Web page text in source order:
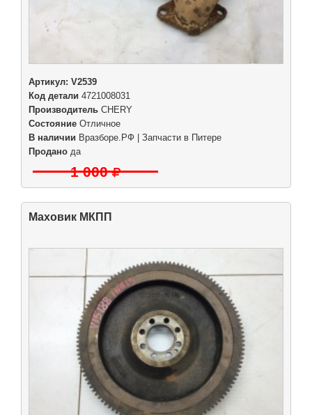
Артикул: V2539
Код детали 4721008031
Производитель CHERY
Состояние Отличное
В наличии Вразборе.РФ | Запчасти в Питере
Продано да
1 000
Маховик МКПП